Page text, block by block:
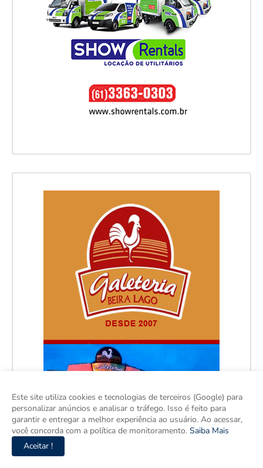
Este site utiliza cookies e tecnologias de terceiros (Google) para
personalizar anúncios e analisar o tráfego. Isso é feito para
garantir e entregar a melhor experiência ao usuário. Ao acessar,
você concorda com a política de monitoramento. Saiba Mais
Aceitar !